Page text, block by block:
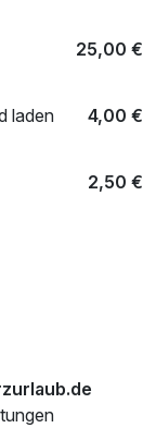
25,00 €
laden 4,00 €
2,50 €
25,00 €